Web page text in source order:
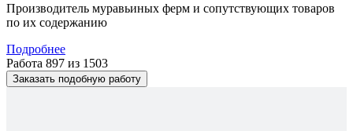
Производитель муравьиных ферм и сопутствующих товаров
по их содержанию
Подробнее
Работа 897 из 1503
Заказать подобную работу